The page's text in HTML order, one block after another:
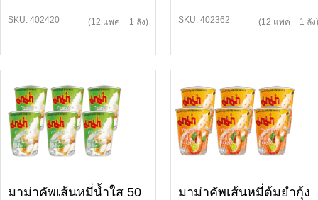
SKU: 402420 (12 แพค = 1 ลัง) SKU: 402362 (12 แพค = 1 ลัง)
มาม่าคัพเส้นหมี่น้ำใส 50
มาม่าคัพเส้นหมี่ต้มยำกุ้ง